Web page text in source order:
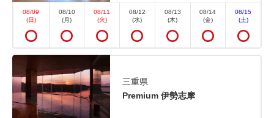
空室なし 詳細
空室カレンダー
08/09
(日)
08/10
(月)
08/11
(火)
08/12
(水)
08/13
(木)
08/14
(金)
08/15
(土)
三重県
Premium 伊勢志摩